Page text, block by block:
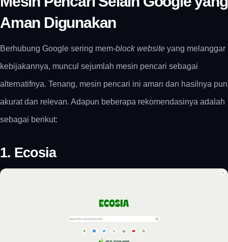
Aman Digunakan
Berhubung Google sering mem-block website yang melanggar
kebijakannya, muncul sejumlah mesin pencari sebagai
alternatifnya. Tenang, mesin pencari ini aman dan hasilnya pun
akurat dan relevan. Adapun beberapa rekomendasinya adalah
sebagai berikut:
1. Ecosia